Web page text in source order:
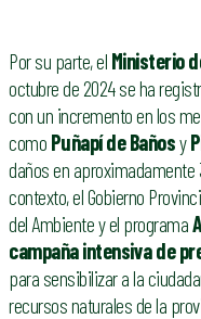
Por su parte, el Ministerio
octubre de 2024 se ha
con un incremento en los
como Puñapí de Bañosy
daños en
contexto, el Gobierno
del Ambiente y el programa
campaña intensiva de
para sensibilizar a la
recursos naturales de la